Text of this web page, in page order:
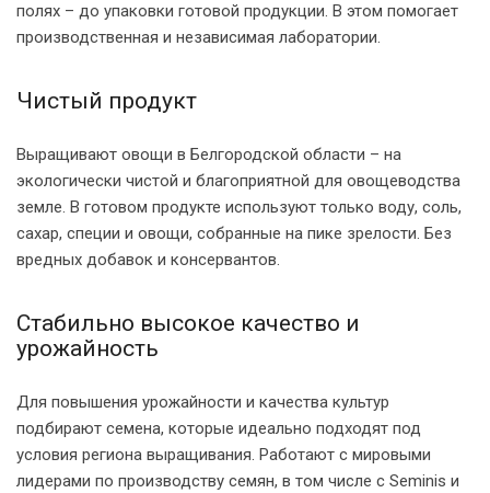
полях – до упаковки готовой продукции. В этом помогает
производственная и независимая лаборатории.
Чистый продукт
Выращивают овощи в Белгородской области – на
экологически чистой и благоприятной для овощеводства
земле. В готовом продукте используют только воду, соль,
сахар, специи и овощи, собранные на пике зрелости. Без
вредных добавок и консервантов.
Стабильно высокое качество и
урожайность
Для повышения урожайности и качества культур
подбирают семена, которые идеально подходят под
условия региона выращивания. Работают с мировыми
лидерами по производству семян, в том числе с Seminis и